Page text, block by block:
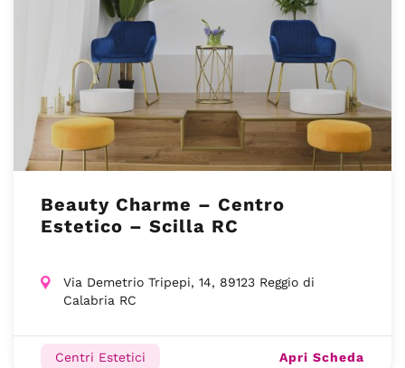
Beauty Charme – Centro
Estetico – Scilla RC
Via Demetrio Tripepi, 14, 89123 Reggio di
Calabria RC
Centri Estetici Apri Scheda